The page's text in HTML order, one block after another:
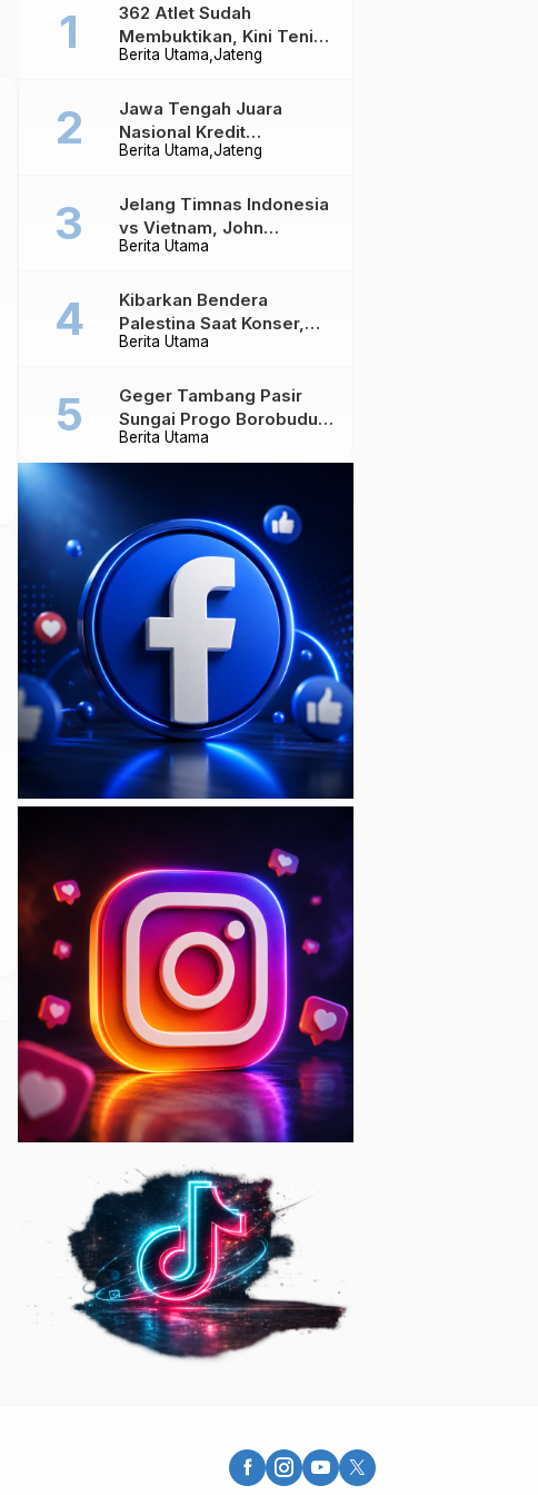
Berita Utama Jateng
362 Atlet Sudah
Membuktikan, Kini Tenis
Meja Jateng Dibidik Jadi
Berita Utama Jateng
Jawa Tengah Juara
Nasional Kredit
Perumahan, Realisasi
Berita Utama
Jelang Timnas Indonesia
vs Vietnam, John
Herdman Ungkap Hal
Berita Utama
Kibarkan Bendera
Palestina Saat Konser,
Massive Attack Dilarang
Berita Utama
Geger Tambang Pasir
Sungai Progo Borobudur,
Warga Sambeng Hentikan
Alat Berat dan Usir Truk